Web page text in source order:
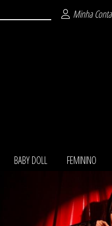
Minha Conta
BABY DOLL FEMININO